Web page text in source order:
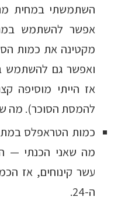
השתמשתי במחית
אפשר להשתמש
ואפשר גם להשתמש
אז הייתי מוסיפה
להמסת הסוכר). מה
כמות הטראפלס
מה שאני הכנתי —
עשר קינוחים, אז
ה-24.